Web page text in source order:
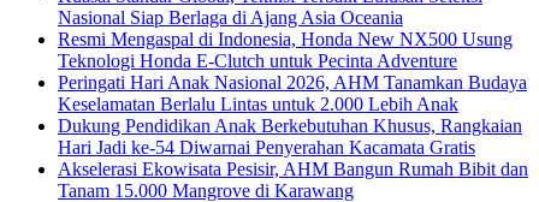
Nasional Siap Berlaga di Ajang Asia Oceania
Resmi Mengaspal di Indonesia, Honda New NX500 Usung
Teknologi Honda E-Clutch untuk Pecinta Adventure
Peringati Hari Anak Nasional 2026, AHM Tanamkan Budaya
Keselamatan Berlalu Lintas untuk 2.000 Lebih Anak
Dukung Pendidikan Anak Berkebutuhan Khusus, Rangkaian
Hari Jadi ke-54 Diwarnai Penyerahan Kacamata Gratis
Akselerasi Ekowisata Pesisir, AHM Bangun Rumah Bibit dan
Tanam 15.000 Mangrove di Karawang